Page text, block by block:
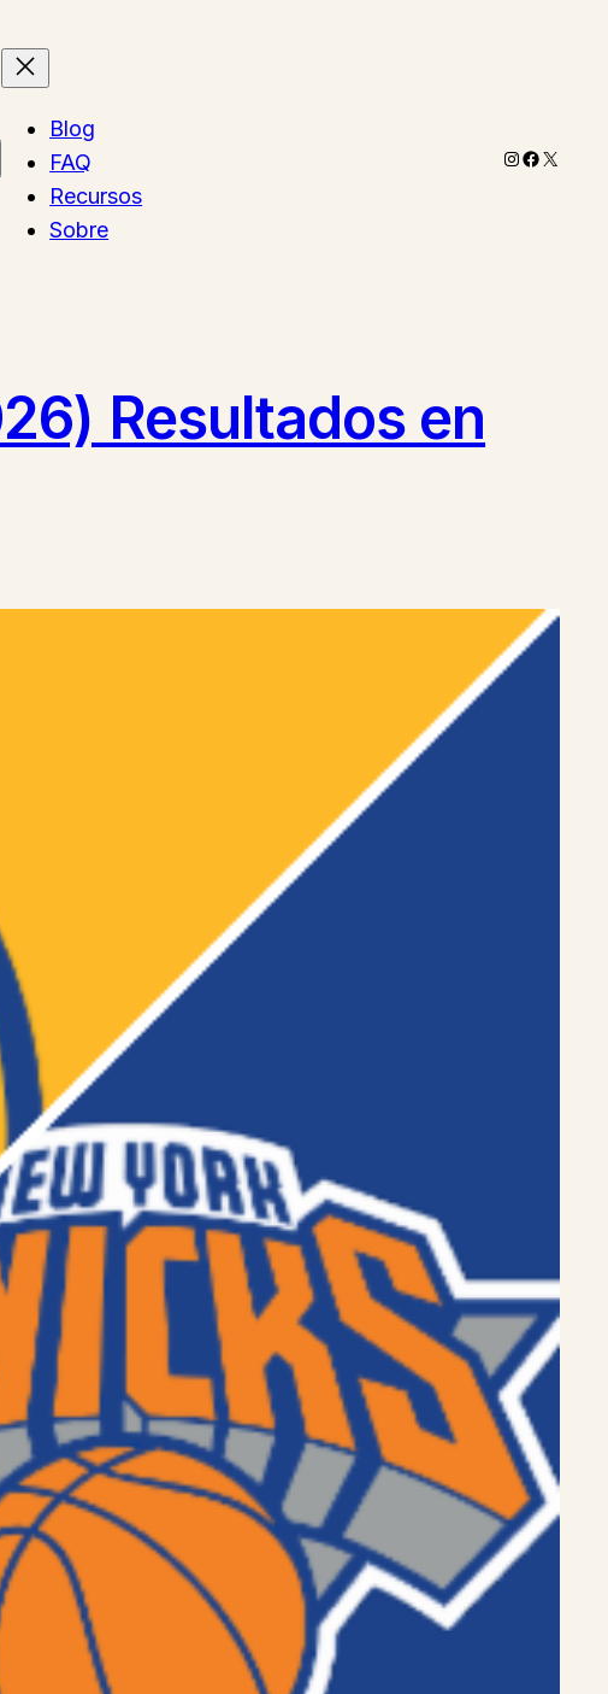
Blog
FAQ
Recursos
Sobre
Instagram
X
Resultados en